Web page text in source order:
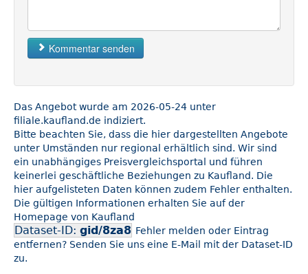
Kommentar senden
Das Angebot wurde am 2026-05-24 unter
filiale.kaufland.de indiziert.
Bitte beachten Sie, dass die hier dargestellten Angebote
unter Umständen nur regional erhältlich sind. Wir sind
ein unabhängiges Preisvergleichsportal und führen
keinerlei geschäftliche Beziehungen zu Kaufland. Die
hier aufgelisteten Daten können zudem Fehler enthalten.
Die gültigen Informationen erhalten Sie auf der
Homepage von Kaufland
Dataset-ID: gid/8za8 Fehler melden oder Eintrag
entfernen? Senden Sie uns eine E-Mail mit der Dataset-ID
zu.